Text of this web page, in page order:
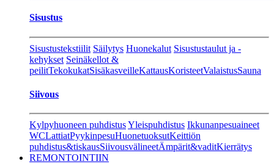
Sisustus
Sisustustekstiilit Säilytys Huonekalut Sisustustaulut ja -
kehykset Seinäkellot &
peilitTekokukatSisäkasveilleKattausKoristeetValaistusSauna
Siivous
Kylpyhuoneen puhdistusYleispuhdistus Ikkunanpesuaineet
WCLattiatPyykinpesuHuonetuoksutKeittiön
puhdistus&tiskausSiivousvälineetÄmpärit&vaditKierrätys
REMONTOINTIIN